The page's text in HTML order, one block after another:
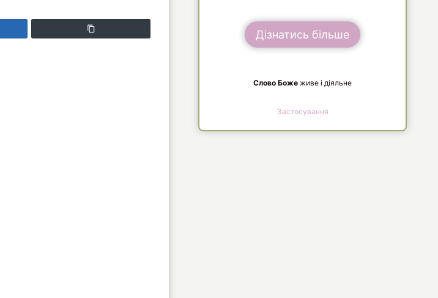
Дізнатись більше
Слово Боже живе і діяльне
Застосування